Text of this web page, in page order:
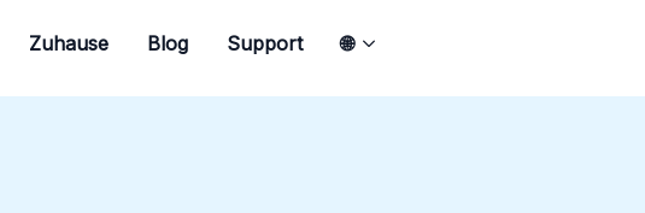
Zuhause Blog Support 🌐